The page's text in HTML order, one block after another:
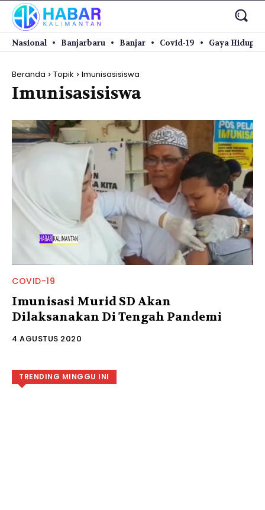
Nasional Banjarbaru Banjar Covid-19 Gaya Hidup
Beranda Topik Imunisasisiswa
Imunisasisiswa
COVID-19
Imunisasi Murid SD Akan
Dilaksanakan Di Tengah Pandemi
4 AGUSTUS 2020
TRENDING MINGGU INI